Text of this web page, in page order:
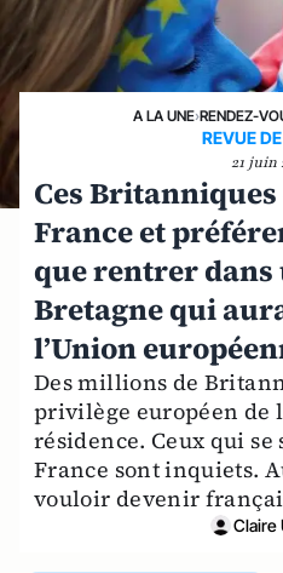
A LA UNE›RENDEZ-
REVUE
21 juin
Ces
France et
que rentrer dans
Bretagne qui
l’Union
Des millions de
privilège européen
résidence. Ceux qui
France sont inquiets.
vouloir devenir
Claire